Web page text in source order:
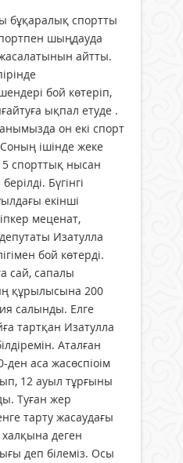
бұқаралық спортты
шыңдауда
айтты.
бой көтеріп,
ықпал етуде .
он екі спорт
ішінде жеке
5 спорттық нысан
Бүгінгі
екінші
меценат,
Изатулла
бой көтерді.
сай, сапалы
құрылысына 200
салынды. Елге
тартқан Изатулла
Аталған
ден аса жасөспіоім
12 ауыл тұрғыны
Туған жер
тарту жасаудағы
халқына деген
деп білеміз. Осы